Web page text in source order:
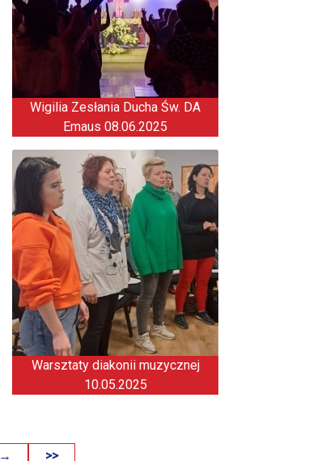
Wigilia Zesłania Ducha Św. DA
Emaus 08.06.2025
Warsztaty diakonii muzycznej
10.05.2025
→ >>